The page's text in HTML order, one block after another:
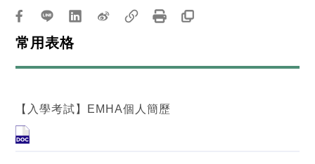
常用表格
【入學考試】EMHA個人簡歷